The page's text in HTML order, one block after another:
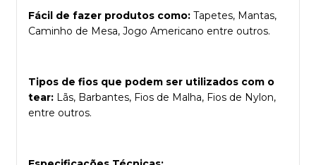
Fácil de fazer produtos como: Tapetes, Mantas,
Caminho de Mesa, Jogo Americano entre outros.
Tipos de fios que podem ser utilizados com o
tear: Lãs, Barbantes, Fios de Malha, Fios de Nylon,
entre outros.